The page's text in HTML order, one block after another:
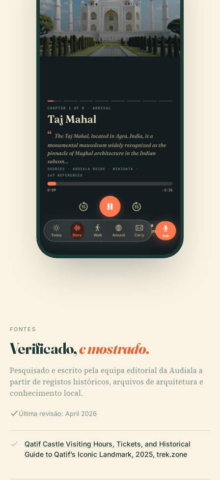
FONTES
Verificado,e mostrado.
Pesquisado e escrito pela equipa editorial da Audiala a
partir de registos históricos, arquivos de arquitetura e
conhecimento local.
Última revisão: April 2026
Qatif Castle Visiting Hours, Tickets, and Historical
Guide to Qatif’s Iconic Landmark, 2025, trek.zone